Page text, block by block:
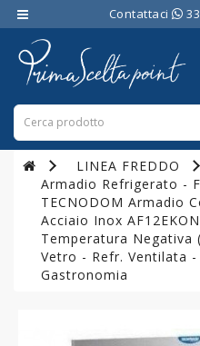
Contattaci
Category
ATTREZZATURE
BAR
ATTREZZATURE
PROFESSIONALI
CUCINA
LINEA
COTTURA
LINEA FREDDO
Armadio Refrigerato -
TECNODOM Armadio
Acciaio Inox
Temperatura Negativa
Vetro - Refr. Ventilata
Gastronomia